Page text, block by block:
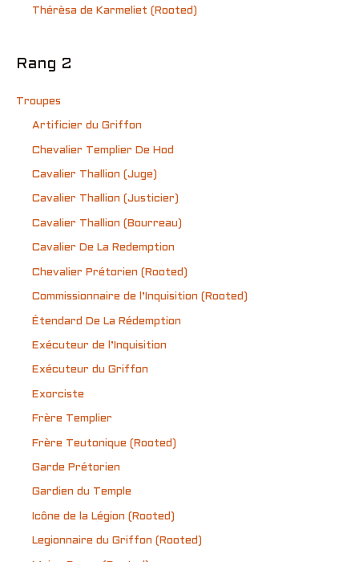
Thérèsa de Karmeliet (Rooted)
Rang 2
Troupes
Artificier du Griffon
Chevalier Templier De Hod
Cavalier Thallion (Juge)
Cavalier Thallion (Justicier)
Cavalier Thallion (Bourreau)
Cavalier De La Redemption
Chevalier Prétorien (Rooted)
Commissionnaire de l’Inquisition (Rooted)
Étendard De La Rédemption
Exécuteur de l’Inquisition
Exécuteur du Griffon
Exorciste
Frère Templier
Frère Teutonique (Rooted)
Garde Prétorien
Gardien du Temple
Icône de la Légion (Rooted)
Legionnaire du Griffon (Rooted)